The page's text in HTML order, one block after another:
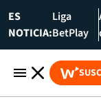
ES
NOTICIA:
Liga
BetPlay